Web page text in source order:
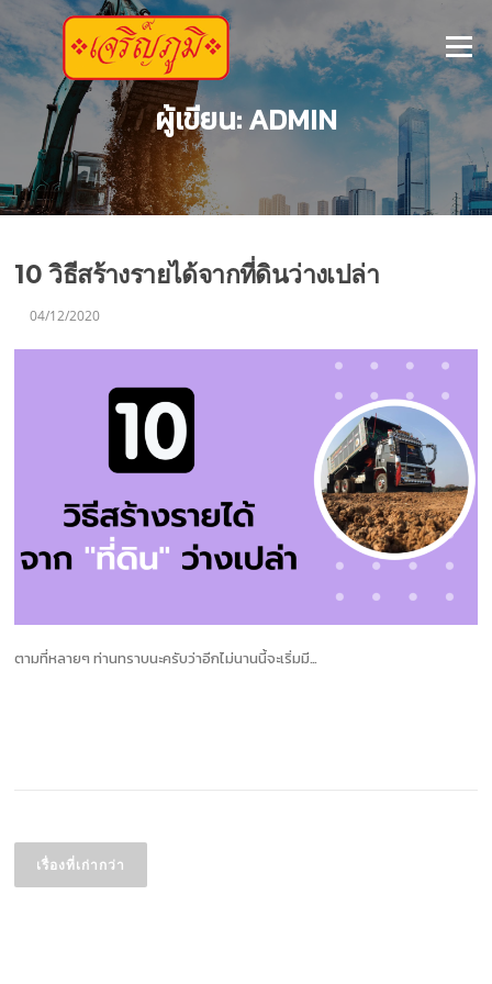
ไป
ที่
เนื้อหา
เมนู
ผู้เขียน:ADMIN
10 วิธีสร้างรายได้จากที่ดินว่างเปล่า
04/12/2020
ตามที่หลายๆ ท่านทราบนะครับว่าอีกไม่นานนี้จะเริ่มมี…
เรื่อง
เรื่องที่เก่ากว่า